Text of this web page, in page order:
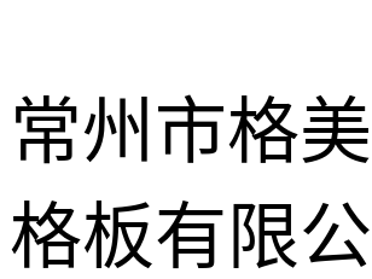
常州市格
格板有限
不锈钢钢格